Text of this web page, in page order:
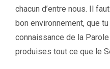
chacun d’entre nous. Il
bon environnement, que
connaissance de la
produises tout ce que le